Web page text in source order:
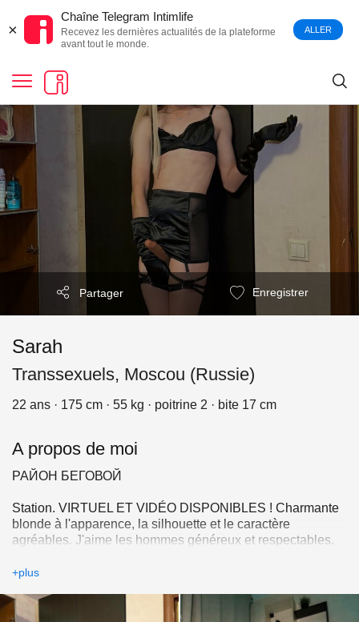
×
Chaîne Telegram Intimlife
Recevez les dernières actualités de la plateforme
avant tout le monde.
ALLER
Partager Enregistrer
Sarah
Transsexuels, Moscou (Russie)
22 ans · 175 cm · 55 kg · poitrine 2 · bite 17 cm
A propos de moi
РАЙОН БЕГОВОЙ
Station. VIRTUEL ET VIDÉO DISPONIBLES ! Charmante
blonde à l'apparence, la silhouette et le caractère
agréables. J'aime les hommes généreux et respectables.
souvenir. Anglais, si possible. Écrivez-moi ou appelez-moi.
+plus